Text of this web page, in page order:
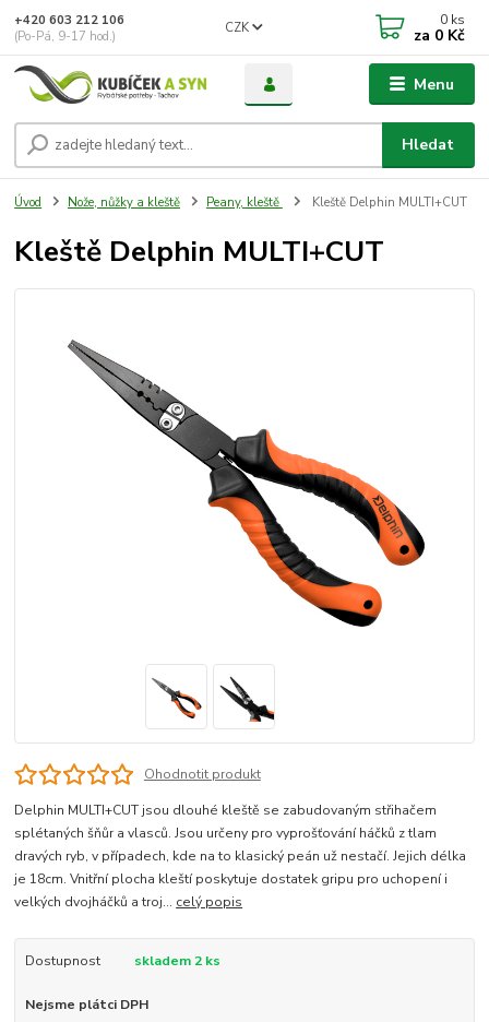
Menu
CZK
Hledat
+420 603 212 106
(Po-Pá, 9-17 hod.)
0 ks
za 0 Kč
Úvod Nože, nůžky a kleště Peany, kleště Kleště Delphin MULTI+CUT
Kleště Delphin MULTI+CUT
Ohodnotit produkt
Delphin MULTI+CUT jsou dlouhé kleště se zabudovaným střihačem
splétaných šňůr a vlasců. Jsou určeny pro vyprošťování háčků z tlam
dravých ryb, v případech, kde na to klasický peán už nestačí. Jejich délka
je 18cm. Vnitřní plocha kleští poskytuje dostatek gripu pro uchopení i
velkých dvojháčků a troj... celý popis
Dostupnost skladem 2 ks
Nejsme plátci DPH